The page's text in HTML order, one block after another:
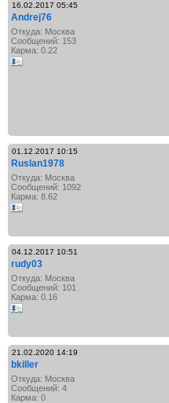
16.02.2017 05:45
Andrej76
Откуда: Москва
Сообщений: 153
Карма: 0.22
01.12.2017 10:15
Ruslan1978
Откуда: Москва
Сообщений: 1092
Карма: 8.62
04.12.2017 10:51
rudy03
Откуда: Москва
Сообщений: 101
Карма: 0.16
21.02.2020 14:19
bkiller
Откуда: Москва
Сообщений: 4
Карма: 0